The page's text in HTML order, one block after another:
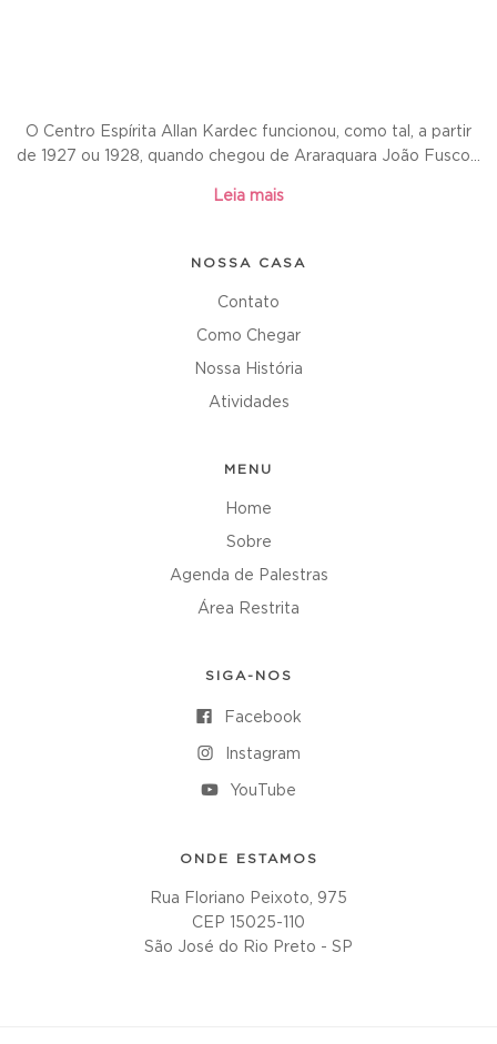
O Centro Espírita Allan Kardec funcionou, como tal, a partir
de 1927 ou 1928, quando chegou de Araraquara João Fusco...
Leia mais
NOSSA CASA
Contato
Como Chegar
Nossa História
Atividades
MENU
Home
Sobre
Agenda de Palestras
Área Restrita
SIGA-NOS
Facebook
Instagram
YouTube
ONDE ESTAMOS
Rua Floriano Peixoto, 975
CEP 15025-110
São José do Rio Preto - SP